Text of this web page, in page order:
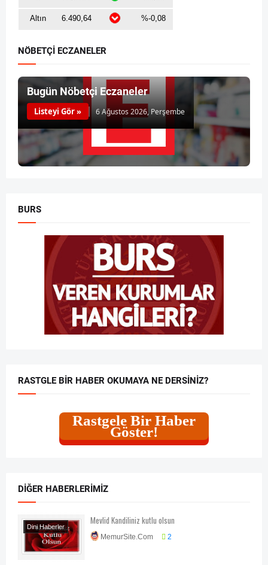
NÖBETÇİ ECZANELER
Bugün Nöbetçi Eczaneler
Listeyi Gör » 6 Ağustos 2026, Perşembe
BURS
RASTGLE BIR HABER OKUMAYA NE DERSINIZ?
Rastgele Bir Haber
Göster!
DIĞER HABERLERIMIZ
Dini Haberler
Genel Haberler
Mevlid Kandiliniz kutlu olsun
MemurSite.Com 2